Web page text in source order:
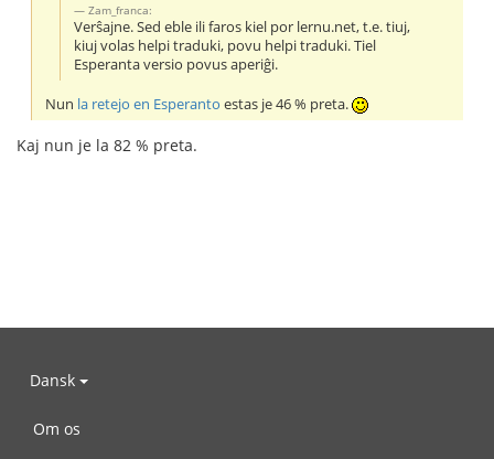
Zam_franca:
Verŝajne. Sed eble ili faros kiel por lernu.net, t.e. tiuj,
kiuj volas helpi traduki, povu helpi traduki. Tiel
Esperanta versio povus aperiĝi.
Nun la retejo en Esperanto estas je 46 % preta.
Kaj nun je la 82 % preta.
Dansk
Om os